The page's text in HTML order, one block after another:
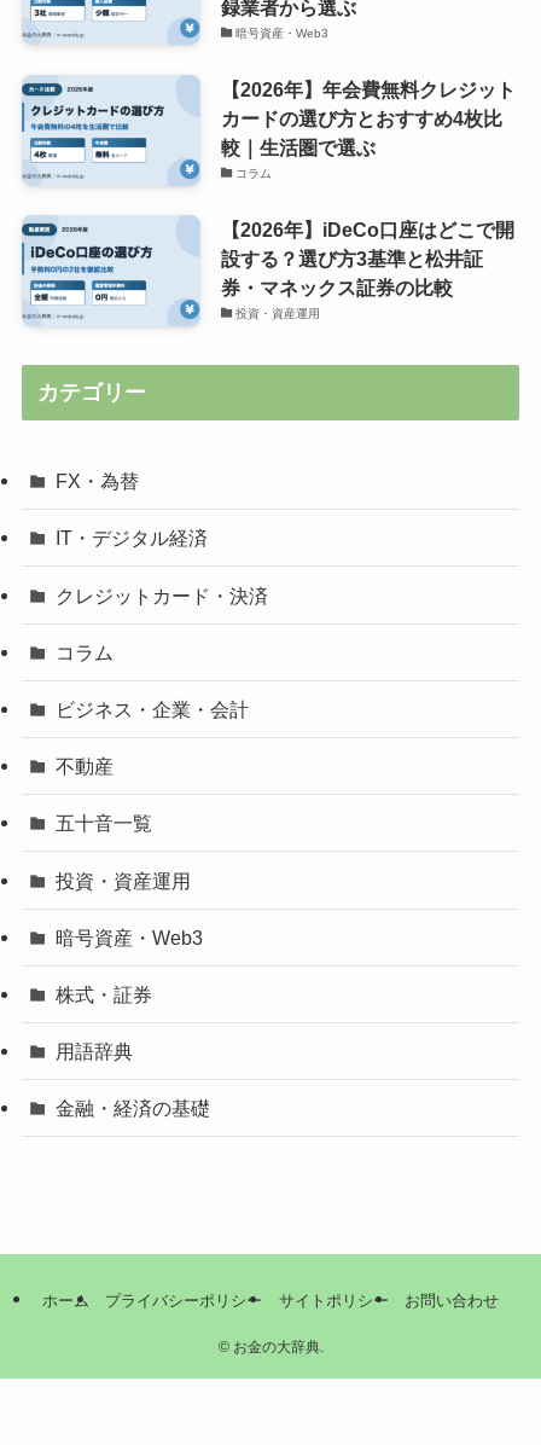
録業者から選ぶ
暗号資産・Web3
【2026年】年会費無料クレジット
カードの選び方とおすすめ4枚比
較｜生活圏で選ぶ
コラム
【2026年】iDeCo口座はどこで開
設する？選び方3基準と松井証
券・マネックス証券の比較
投資・資産運用
カテゴリー
FX・為替
IT・デジタル経済
クレジットカード・決済
コラム
ビジネス・企業・会計
不動産
五十音一覧
投資・資産運用
暗号資産・Web3
株式・証券
用語辞典
金融・経済の基礎
ホーム プライバシーポリシー サイトポリシー お問い合わせ
©お金の大辞典.